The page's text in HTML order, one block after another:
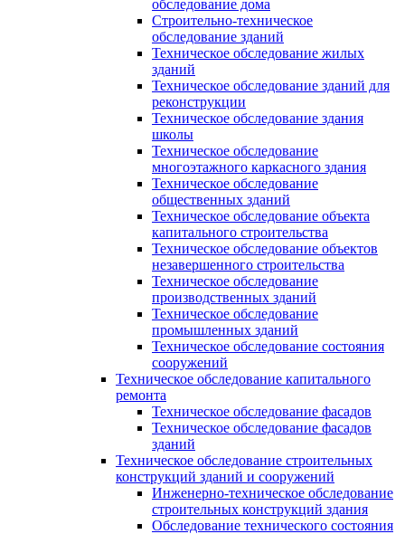
обследование дома
Строительно-техническое
обследование зданий
Техническое обследование жилых
зданий
Техническое обследование зданий для
реконструкции
Техническое обследование здания
школы
Техническое обследование
многоэтажного каркасного здания
Техническое обследование
общественных зданий
Техническое обследование объекта
капитального строительства
Техническое обследование объектов
незавершенного строительства
Техническое обследование
производственных зданий
Техническое обследование
промышленных зданий
Техническое обследование состояния
сооружений
Техническое обследование капитального
ремонта
Техническое обследование фасадов
Техническое обследование фасадов
зданий
Техническое обследование строительных
конструкций зданий и сооружений
Инженерно-техническое обследование
строительных конструкций здания
Обследование технического состояния